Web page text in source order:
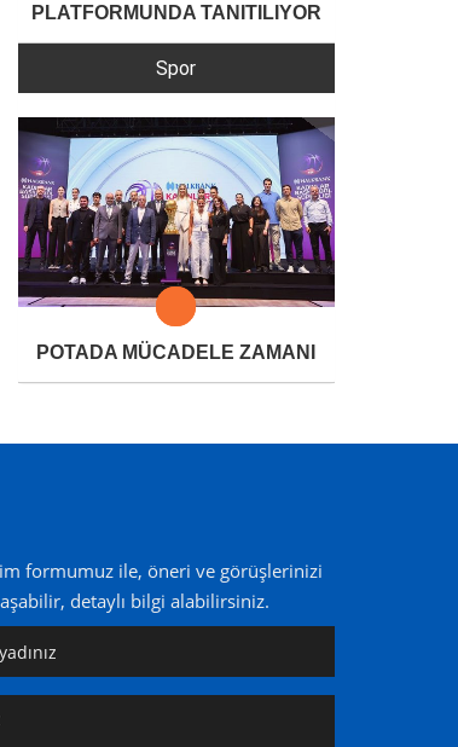
PLATFORMUNDA TANITILIYOR
Spor
POTADA MÜCADELE ZAMANI
formumuz ile, öneri ve görüşlerinizi
detaylı bilgi alabilirsiniz.